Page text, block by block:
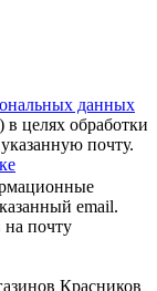
данных
целях обработки
почту.
email.
на почту
Красников